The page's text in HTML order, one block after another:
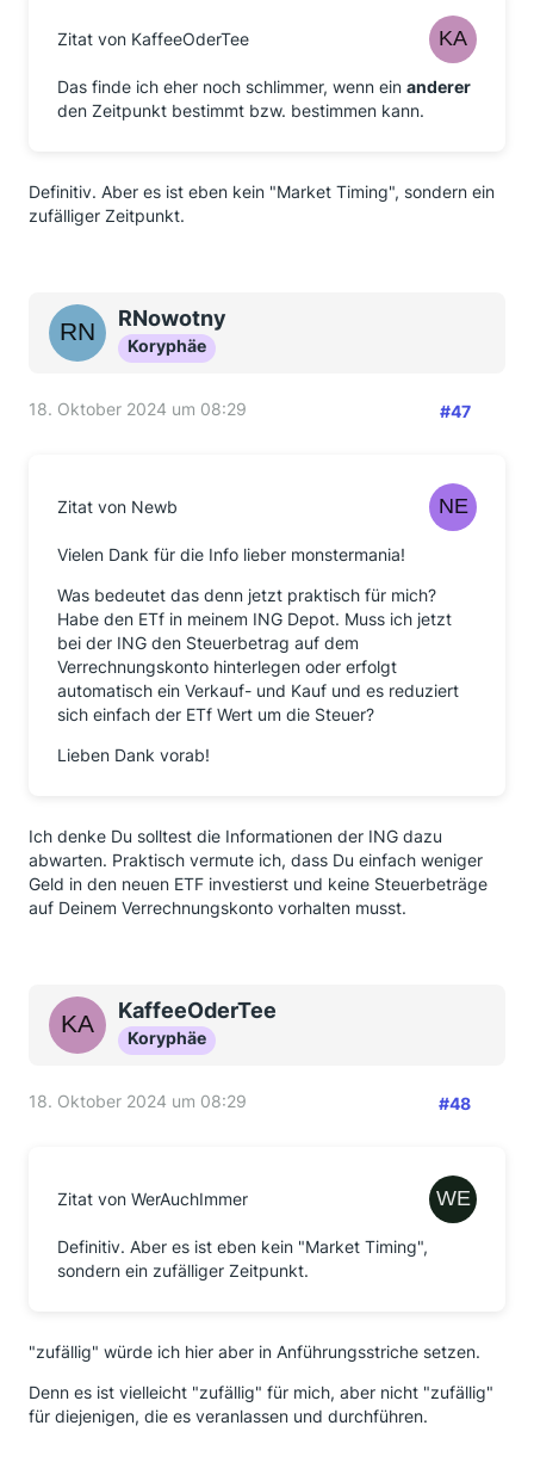
Zitat von KaffeeOderTee
Das finde ich eher noch schlimmer, wenn ein anderer
den Zeitpunkt bestimmt bzw. bestimmen kann.
Definitiv. Aber es ist eben kein "Market Timing", sondern ein
zufälliger Zeitpunkt.
RNowotny
Koryphäe
18. Oktober 2024 um 08:29 #47
Zitat von Newb
Vielen Dank für die Info lieber monstermania!
Was bedeutet das denn jetzt praktisch für mich?
Habe den ETf in meinem ING Depot. Muss ich jetzt
bei der ING den Steuerbetrag auf dem
Verrechnungskonto hinterlegen oder erfolgt
automatisch ein Verkauf- und Kauf und es reduziert
sich einfach der ETf Wert um die Steuer?
Lieben Dank vorab!
Ich denke Du solltest die Informationen der ING dazu
abwarten. Praktisch vermute ich, dass Du einfach weniger
Geld in den neuen ETF investierst und keine Steuerbeträge
auf Deinem Verrechnungskonto vorhalten musst.
KaffeeOderTee
Koryphäe
18. Oktober 2024 um 08:29 #48
Zitat von WerAuchImmer
Definitiv. Aber es ist eben kein "Market Timing",
sondern ein zufälliger Zeitpunkt.
"zufällig" würde ich hier aber in Anführungsstriche setzen.
Denn es ist vielleicht "zufällig" für mich, aber nicht "zufällig"
für diejenigen, die es veranlassen und durchführen.